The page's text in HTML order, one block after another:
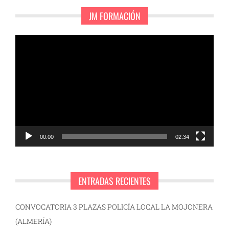
JM FORMACIÓN
00:00 02:34
ENTRADAS RECIENTES
CONVOCATORIA 3 PLAZAS POLICÍA LOCAL LA MOJONERA
(ALMERÍA)